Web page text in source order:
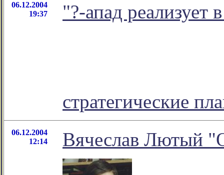
06.12.2004
19:37
"?-апад
стратегические
06.12.2004
12:14
Вячеслав Лютый